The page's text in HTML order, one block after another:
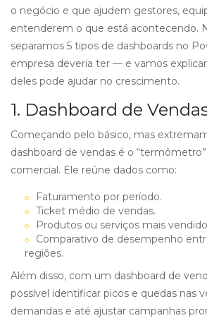
o negócio e que ajudem gestores,
entenderem o que está acontecendo.
separamos 5 tipos de dashboards no
empresa deveria ter — e vamos
deles pode ajudar no crescimento.
1. Dashboard de
Começando pelo básico, mas
dashboard de vendas é o
comercial. Ele reúne dados como:
Faturamento por período.
Ticket médio de vendas.
Produtos ou serviços mais
Comparativo de desempenho
regiões.
Além disso, com um dashboard de
possível identificar picos e quedas nas
demandas e até ajustar campanhas